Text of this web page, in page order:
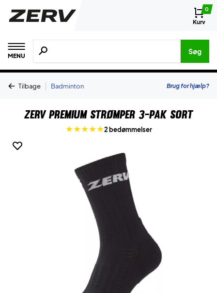
0
Kurv
MENU
Søg efter produkter, mærker etc.
Søg
Tilbage | Badminton Brug for hjælp?
ZERV Premium Strømper 3-Pak Sort
2 bedømmelser